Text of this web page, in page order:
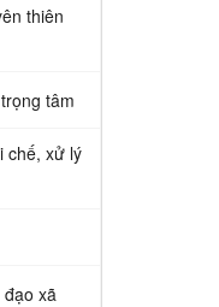
thiên
tâm
chế, xử lý
xã